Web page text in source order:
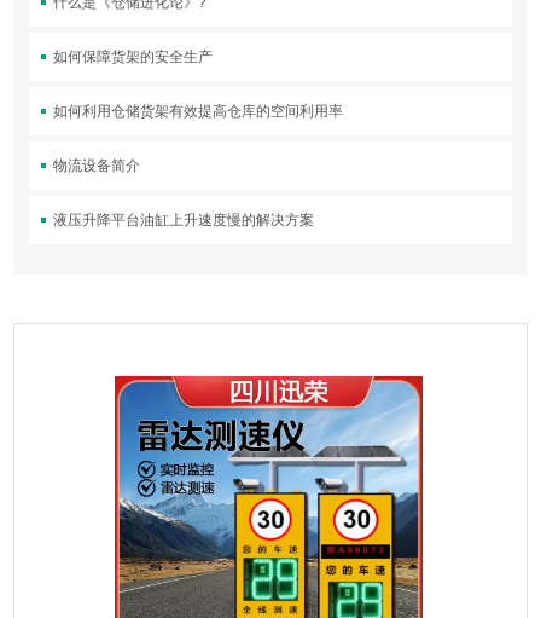
如何保障货架的安全生产
如何利用仓储货架有效提高仓库的空间利用率
物流设备简介
液压升降平台油缸上升速度慢的解决方案